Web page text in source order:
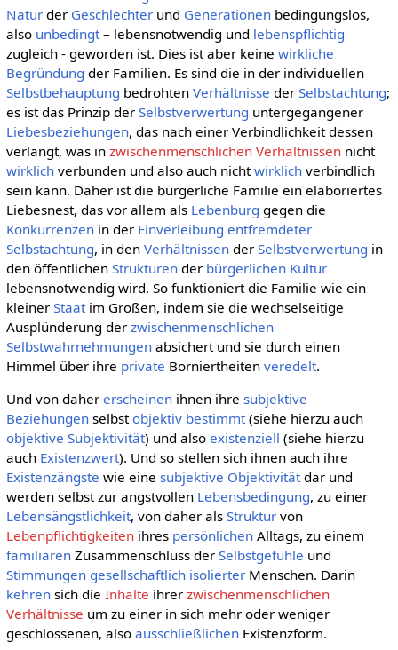
Naturder Geschlechterund Generationenbedingungslos,
also unbedingt– lebensnotwendig und lebenspflichtig
zugleich - geworden ist. Dies ist aber keine wirkliche
Begründung der Familien. Es sind die in der individuellen
Selbstbehauptung bedrohten Verhältnisse der Selbstachtung;
es ist das Prinzip der Selbstverwertung untergegangener
Liebesbeziehungen, das nach einer Verbindlichkeit dessen
verlangt, was in zwischenmenschlichen Verhältnissennicht
wirklichverbunden und also auch nichtwirklichverbindlich
sein kann. Daher ist die bürgerliche Familie ein elaboriertes
Liebesnest, das vor allem als Lebenburg gegen die
Konkurrenzenin der Einverleibung entfremdeter
Selbstachtung, in den Verhältnissender Selbstverwertung in
den öffentlichen Strukturender bürgerlichen Kultur
lebensnotwendig wird. So funktioniert die Familie wie ein
kleiner Staatim Großen, indem sie die wechselseitige
Ausplünderung der zwischenmenschlichen
Selbstwahrnehmungenabsichert und sie durch einen
Himmel über ihre private Borniertheiten veredelt.
Und von daher erscheinenihnen ihre subjektive
Beziehungenselbstobjektiv bestimmt(siehe hierzu auch
objektive Subjektivität) und also existenziell (siehe hierzu
auch Existenzwert). Und so stellen sich ihnen auch ihre
Existenzängste wie eine subjektive Objektivitätdar und
werden selbst zur angstvollen Lebensbedingung, zu einer
Lebensängstlichkeit, von daher als Strukturvon
Lebenpflichtigkeitenihres persönlichenAlltags, zu einem
familiärenZusammenschluss der Selbstgefühle und
Stimmungen gesellschaftlich isolierterMenschen. Darin
kehrensich die Inhalte ihrer zwischenmenschlichen
Verhältnisse um zu einer in sich mehr oder weniger
geschlossenen, also ausschließlichenExistenzform.